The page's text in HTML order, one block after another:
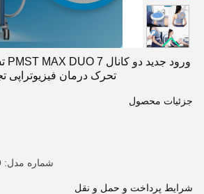
تحرک درمان فیزیوتراپی
جزئیات محصول
شماره مدل: GMS PMST max DUO
شرایط پرداخت و حمل و نقل